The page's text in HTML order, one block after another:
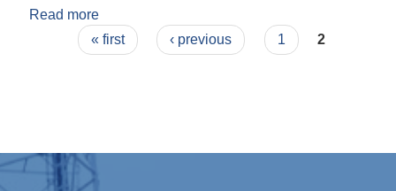
Read more
Pages« first ‹ previous 1 2